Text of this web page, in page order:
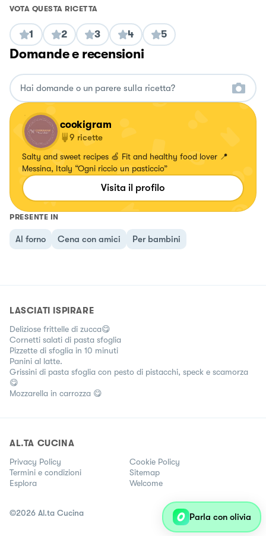
VOTA QUESTA RICETTA
1 2 3 4 5
Domande e recensioni
cookigram
9 ricette
Salty and sweet recipes 🍏 Fit and healthy food lover 📍
Messina, Italy “Ogni riccio un pasticcio”
Visita il profilo
PRESENTE IN
Al forno Cena con amici Per bambini
LASCIATI ISPIRARE
Deliziose frittelle di zucca😋
Cornetti salati di pasta sfoglia
Pizzette di sfoglia in 10 minuti
Panini al latte.
Grissini di pasta sfoglia con pesto di pistacchi, speck e scamorza
😋
Mozzarella in carrozza 😋
AL.TA CUCINA
Privacy Policy
Cookie Policy
Termini e condizioni
Sitemap
Esplora
Welcome
©2026 Al.ta Cucina Parla con olivia